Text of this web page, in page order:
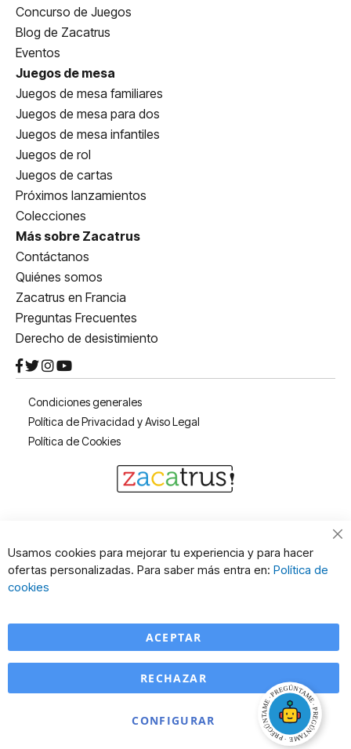
Concurso de Juegos
Blog de Zacatrus
Eventos
Juegos de mesa
Juegos de mesa familiares
Juegos de mesa para dos
Juegos de mesa infantiles
Juegos de rol
Juegos de cartas
Próximos lanzamientos
Colecciones
Más sobre Zacatrus
Contáctanos
Quiénes somos
Zacatrus en Francia
Preguntas Frecuentes
Derecho de desistimiento
Condiciones generales
Política de Privacidad y Aviso Legal
Política de Cookies
Usamos cookies para mejorar tu experiencia y para hacer
ofertas personalizadas. Para saber más entra en: Política de
cookies
ACEPTAR
CONFIGURAR
RECHAZAR